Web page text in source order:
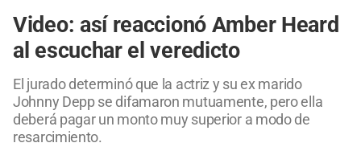
Video: así reaccionó Amber Heard
al escuchar el veredicto
El jurado determinó que la actriz y su ex marido
Johnny Depp se difamaron mutuamente, pero ella
deberá pagar un monto muy superior a modo de
resarcimiento.